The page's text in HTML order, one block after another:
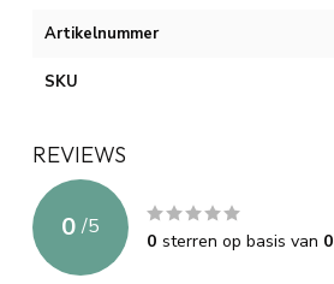
Artikelnummer
SKU
REVIEWS
0 /5
0 sterren op basis van 0